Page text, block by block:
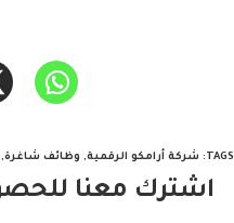
TAGS
: شركة أرامكو الرقمية, وظائف شاغرة,
اشترك معنا